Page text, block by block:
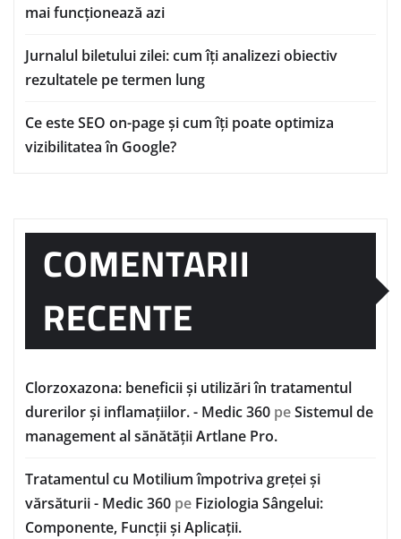
mai funcționează azi
Jurnalul biletului zilei: cum îți analizezi obiectiv
rezultatele pe termen lung
Ce este SEO on-page și cum îți poate optimiza
vizibilitatea în Google?
COMENTARII
RECENTE
Clorzoxazona: beneficii și utilizări în tratamentul
durerilor și inflamațiilor. - Medic 360 peSistemul de
management al sănătății Artlane Pro.
Tratamentul cu Motilium împotriva greței și
vărsăturii - Medic 360 pe Fiziologia Sângelui:
Componente, Funcții și Aplicații.